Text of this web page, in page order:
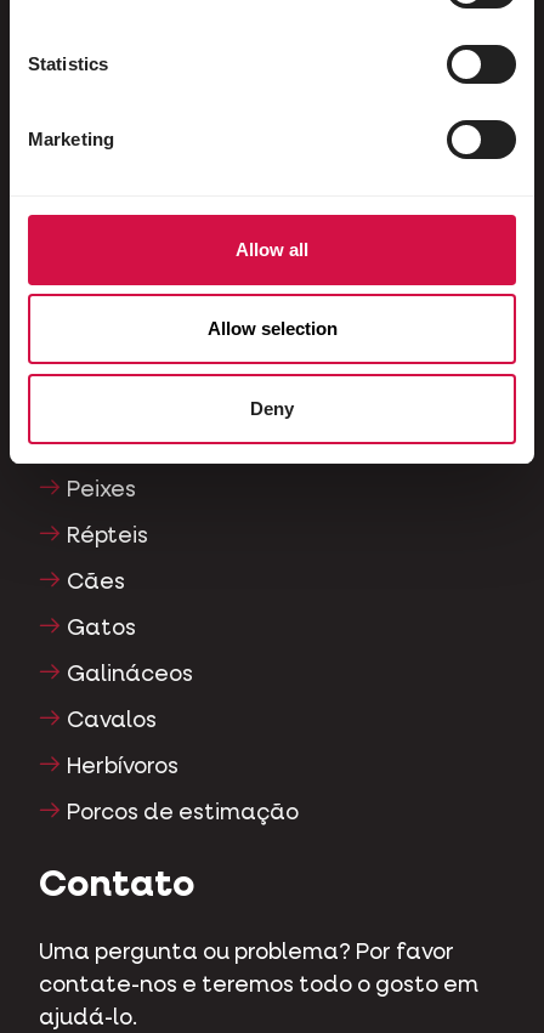
Statistics
Marketing
Allow all
Allow selection
Deny
Pássaros de gaiola e de aviário
Aves aquáticas
Pombos-correio
Furões
Peixes
Répteis
Cães
Gatos
Galináceos
Cavalos
Herbívoros
Porcos de estimação
Contato
Uma pergunta ou problema? Por favor
contate-nos e teremos todo o gosto em
ajudá-lo.